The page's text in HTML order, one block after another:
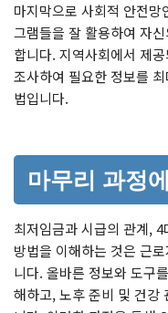
마지막으로 사회적 안전
그램들을 잘 활용하여 자
합니다. 지역사회에서 제
조사하여 필요한 정보를
법입니다.
마무리 과정
최저임금과 시급의 관계,
방법을 이해하는 것은 근
니다. 올바른 정보와 도구
해하고, 노후 준비 및 건강